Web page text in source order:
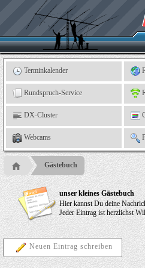
Kleingartenverein
e.
V.,
Leinefelde
Terminkalender
Rundspruch-Service
DX-Cluster
Webcams
Gästebuch
unser kleines Gästebuch
Hier kannst Du deine
Jeder Eintrag ist herzlichst
Neuen Eintrag schreiben